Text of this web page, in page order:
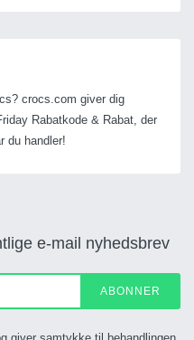
crocs.com giver dig
Rabatkode & Rabat, der
du handler!
e-mail nyhedsbrev
ABONNER